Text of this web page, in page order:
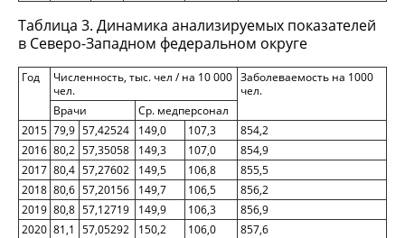
Таблица 3. Динамика анализируемых показателей
в Северо-Западном федеральном округе
Год
Численность, тыс. чел / на 10 000
чел.
Заболеваемость на 1000
чел.
Врачи
Ср. медперсонал
2015 79,9 57,42524 149,0 107,3
854,2
2016 80,2 57,35058 149,3 107,0
854,9
2017 80,4 57,27602 149,5 106,8
855,5
2018 80,6 57,20156 149,7 106,5
856,2
2019 80,8 57,12719 149,9 106,3
856,9
2020 81,1 57,05292 150,2 106,0
857,6